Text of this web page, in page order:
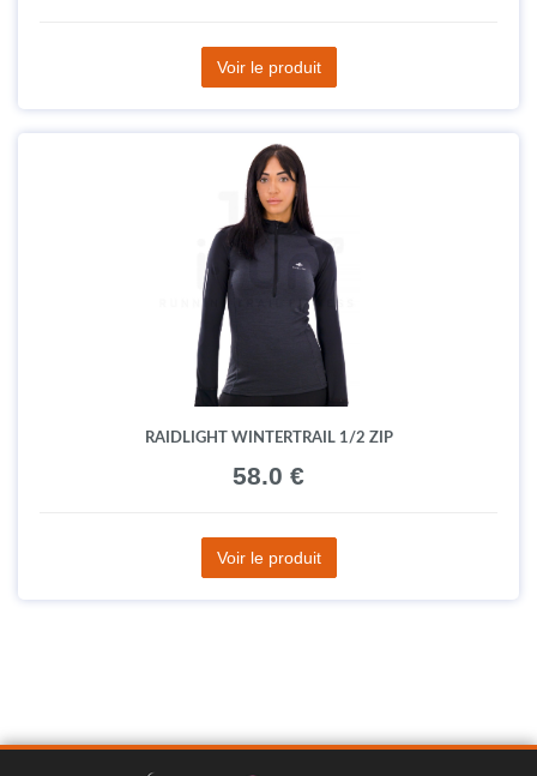
Voir le produit
RAIDLIGHT WINTERTRAIL 1/2 ZIP
58.0 €
Voir le produit